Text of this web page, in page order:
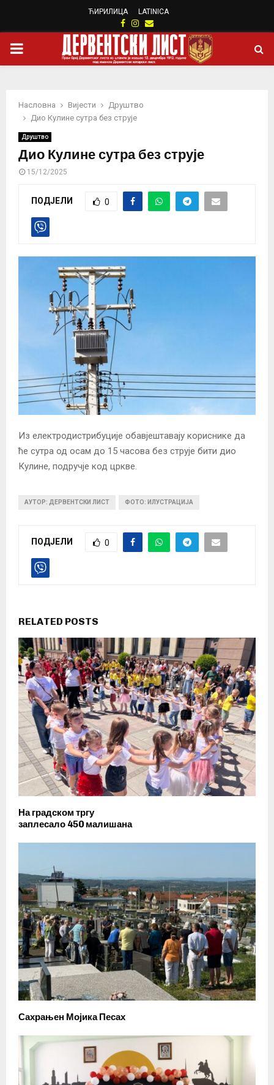
ЋИРИЛИЦА LATINICA
Facebook
Instagram
Email
PRIMARY
Насловна Вијести
Друштво
Дио Кулине сутра без струје
Друштво
Дио Кулине сутра без струје
15/12/2025
ПОДЈЕЛИ 0
Из електродистрибуције обавјештавају кориснике да
ће сутра од осам до 15 часова без струје бити дио
Кулине, подручје код цркве.
АУТОР: ДЕРВЕНТСКИ ЛИСТ ФОТО: ИЛУСТРАЦИЈА
ПОДЈЕЛИ 0
RELATED POSTS
На градском тргу
заплесало 450 малишана
Сахрањен Мојика Песах